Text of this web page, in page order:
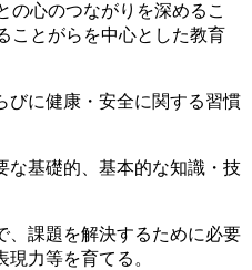
の心のつながりを深めるこ
ことがらを中心とした教育
びに健康・安全に関する習慣
な基礎的、基本的な知識・技
、課題を解決するために必要
力等を育てる。